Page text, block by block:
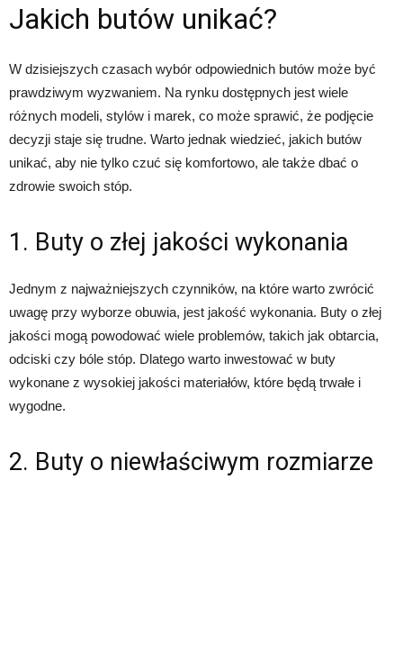
Jakich butów unikać?
W dzisiejszych czasach wybór odpowiednich butów może być
prawdziwym wyzwaniem. Na rynku dostępnych jest wiele
różnych modeli, stylów i marek, co może sprawić, że podjęcie
decyzji staje się trudne. Warto jednak wiedzieć, jakich butów
unikać, aby nie tylko czuć się komfortowo, ale także dbać o
zdrowie swoich stóp.
1. Buty o złej jakości wykonania
Jednym z najważniejszych czynników, na które warto zwrócić
uwagę przy wyborze obuwia, jest jakość wykonania. Buty o złej
jakości mogą powodować wiele problemów, takich jak obtarcia,
odciski czy bóle stóp. Dlatego warto inwestować w buty
wykonane z wysokiej jakości materiałów, które będą trwałe i
wygodne.
2. Buty o niewłaściwym rozmiarze